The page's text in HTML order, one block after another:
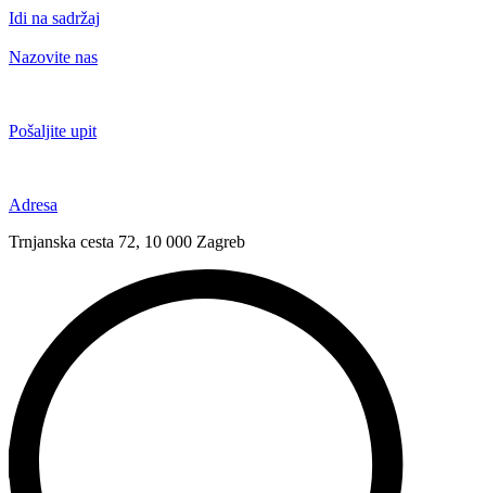
Idi na sadržaj
Nazovite nas
Pošaljite upit
Adresa
Trnjanska cesta 72, 10 000 Zagreb